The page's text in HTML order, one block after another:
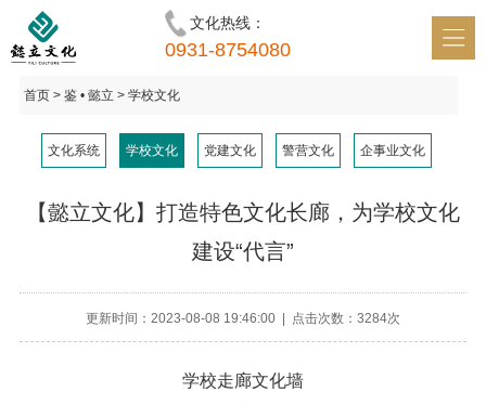
首页 • 懿立
讯 • 懿立
文化热线：
0931-8754080
首页 > 鉴 • 懿立 > 学校文化
文化系统 学校文化 党建文化 警营文化 企事业文化
【懿立文化】打造特色文化长廊，为学校文化
建设“代言”‍
更新时间：2023-08-08 19:46:00 | 点击次数：3284次
学校走廊文化墙